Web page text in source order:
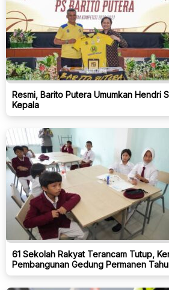
Resmi, Barito Putera Umumkan Hendri
Kepala
61 Sekolah Rakyat Terancam Tutup,
Pembangunan Gedung Permanen